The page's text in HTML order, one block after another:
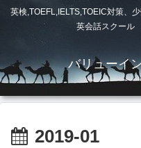
英検,TOEFL,IELTS,TOEIC対策、
英会話スクール
バリューイ
2019-01